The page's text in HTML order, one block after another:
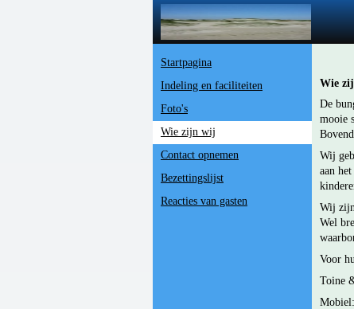
Startpagina
Indeling en faciliteiten
Foto's
Wie zijn wij
Contact opnemen
Bezettingslijst
Reacties van gasten
Wie
De
mooie
Wij
aan
Wij
Wel
Voor
Toine